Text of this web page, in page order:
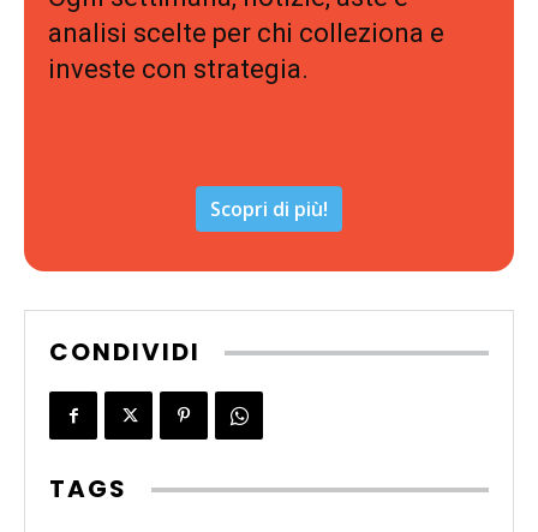
analisi scelte per chi colleziona e
investe con strategia.
Scopri di più!
CONDIVIDI
TAGS